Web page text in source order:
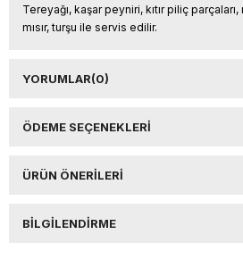
Tereyağı, kaşar peyniri, kıtır piliç
mısır, turşu ile servis edilir.
YORUMLAR(0)
ÖDEME SEÇENEKLERI
ÜRÜN ÖNERILERI
BILGILENDIRME